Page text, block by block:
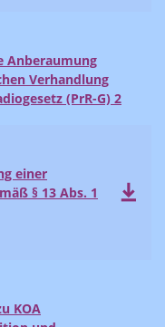
Anberaumung
Verhandlung
(PrR-G) 2
einer
§ 13 Abs. 1
KOA